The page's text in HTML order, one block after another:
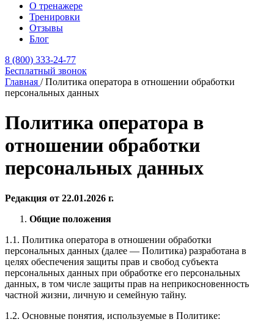
О тренажере
Тренировки
Отзывы
Блог
8 (800) 333-24-77
Бесплатный звонок
Главная / Политика оператора в отношении обработки
персональных данных
Политика оператора в
отношении обработки
персональных данных
Редакция от 22.01.2026 г.
Общие положения
1.1. Политика оператора в отношении обработки
персональных данных (далее — Политика) разработана в
целях обеспечения защиты прав и свобод субъекта
персональных данных при обработке его персональных
данных, в том числе защиты прав на неприкосновенность
частной жизни, личную и семейную тайну.
1.2. Основные понятия, используемые в Политике: